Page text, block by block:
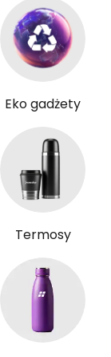
Eko gadżety
Termosy